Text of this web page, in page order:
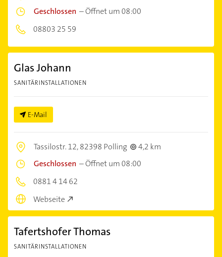
Geschlossen –Öffnet um 08:00
08803 25 59
Glas Johann
SANITÄRINSTALLATIONEN
E-Mail
Tassilostr. 12,82398 Polling
4,2 km
Geschlossen –Öffnet um 08:00
0881 4 14 62
Webseite
Tafertshofer Thomas
SANITÄRINSTALLATIONEN